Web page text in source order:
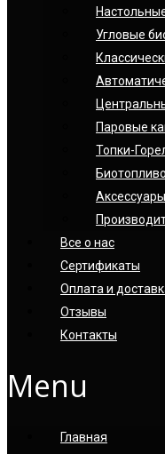
Угловые
Паровые
Топки-
Биотопливо
Аксессуары
Все о нас
Сертификаты
Оплата и
Отзывы
Контакты
Menu
Главная